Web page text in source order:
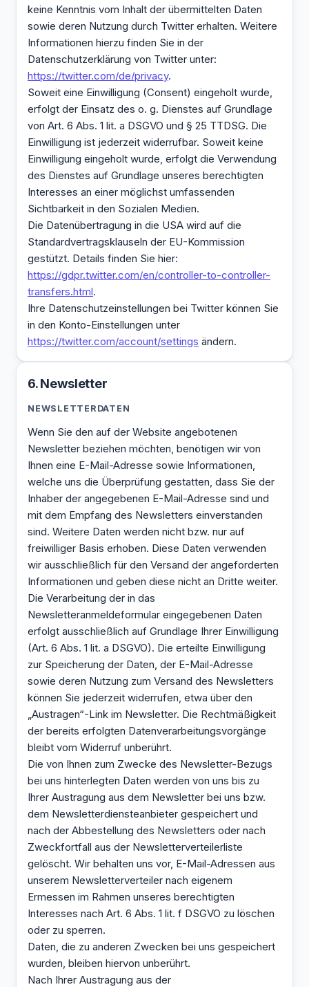
keine Kenntnis vom Inhalt der übermittelten Daten
sowie deren Nutzung durch Twitter erhalten. Weitere
Informationen hierzu finden Sie in der
Datenschutzerklärung von Twitter unter:
https://twitter.com/de/privacy.
Soweit eine Einwilligung (Consent) eingeholt wurde,
erfolgt der Einsatz des o. g. Dienstes auf Grundlage
von Art. 6 Abs. 1 lit. a DSGVO und § 25 TTDSG. Die
Einwilligung ist jederzeit widerrufbar. Soweit keine
Einwilligung eingeholt wurde, erfolgt die Verwendung
des Dienstes auf Grundlage unseres berechtigten
Interesses an einer möglichst umfassenden
Sichtbarkeit in den Sozialen Medien.
Die Datenübertragung in die USA wird auf die
Standardvertragsklauseln der EU-Kommission
gestützt. Details finden Sie hier:
https://gdpr.twitter.com/en/controller-to-controller-
transfers.html.
Ihre Datenschutzeinstellungen bei Twitter können Sie
in den Konto-Einstellungen unter
https://twitter.com/account/settings ändern.
6. Newsletter
NEWSLETTER­DATEN
Wenn Sie den auf der Website angebotenen
Newsletter beziehen möchten, benötigen wir von
Ihnen eine E-Mail-Adresse sowie Informationen,
welche uns die Überprüfung gestatten, dass Sie der
Inhaber der angegebenen E-Mail-Adresse sind und
mit dem Empfang des Newsletters einverstanden
sind. Weitere Daten werden nicht bzw. nur auf
freiwilliger Basis erhoben. Diese Daten verwenden
wir ausschließlich für den Versand der angeforderten
Informationen und geben diese nicht an Dritte weiter.
Die Verarbeitung der in das
Newsletteranmeldeformular eingegebenen Daten
erfolgt ausschließlich auf Grundlage Ihrer Einwilligung
(Art. 6 Abs. 1 lit. a DSGVO). Die erteilte Einwilligung
zur Speicherung der Daten, der E-Mail-Adresse
sowie deren Nutzung zum Versand des Newsletters
können Sie jederzeit widerrufen, etwa über den
„Austragen“-Link im Newsletter. Die Rechtmäßigkeit
der bereits erfolgten Datenverarbeitungsvorgänge
bleibt vom Widerruf unberührt.
Die von Ihnen zum Zwecke des Newsletter-Bezugs
bei uns hinterlegten Daten werden von uns bis zu
Ihrer Austragung aus dem Newsletter bei uns bzw.
dem Newsletterdiensteanbieter gespeichert und
nach der Abbestellung des Newsletters oder nach
Zweckfortfall aus der Newsletterverteilerliste
gelöscht. Wir behalten uns vor, E-Mail-Adressen aus
unserem Newsletterverteiler nach eigenem
Ermessen im Rahmen unseres berechtigten
Interesses nach Art. 6 Abs. 1 lit. f DSGVO zu löschen
oder zu sperren.
Daten, die zu anderen Zwecken bei uns gespeichert
wurden, bleiben hiervon unberührt.
Nach Ihrer Austragung aus der